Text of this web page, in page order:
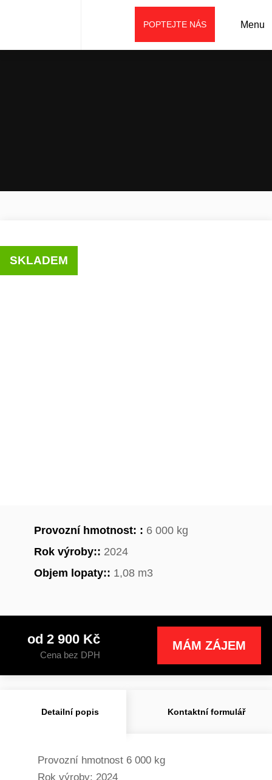
Menu
POPTEJTE NÁS
SKLADEM
Provozní hmotnost: : 6 000 kg
Rok výroby:: 2024
Objem lopaty:: 1,08 m3
od 2 900 Kč
Cena bez DPH
MÁM ZÁJEM
Detailní popis Kontaktní formulář
Provozní hmotnost 6 000 kg
Rok výroby: 2024